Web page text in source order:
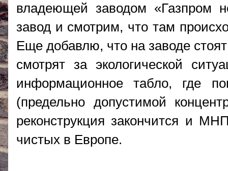
владеющей заводом «Газпром
завод и смотрим, что там
Еще добавлю, что на заводе
смотрят за экологической
информационное табло, где
(предельно допустимой
реконструкция закончится и
чистых в Европе.